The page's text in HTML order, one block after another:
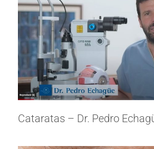
Cataratas – Dr. Pedro